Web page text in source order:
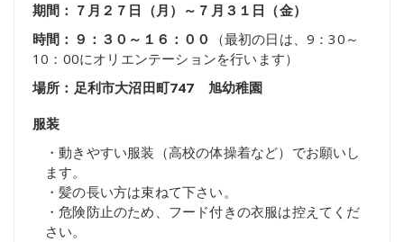
期間：７月２７日（月）～７月３１日（金）
時間：９：３０～１６：００
（最初の日は、9：30～
10：00にオリエンテーションを行います）
場所：足利市大沼田町747 旭幼稚園
服装
・動きやすい服装（高校の体操着など）でお願いし
ます。
・髪の長い方は束ねて下さい。
・危険防止のため、フード付きの衣服は控えてくだ
さい。